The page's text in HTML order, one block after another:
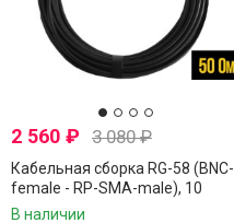
2 560 ₽ 3 080₽
Кабельная сборка RG-58 (BNC-
female - RP-SMA-male), 10
метров
В наличии